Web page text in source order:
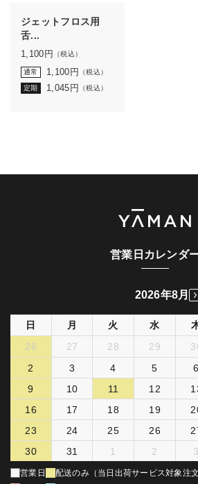
ジェットフロス用
舌...
1,100 円 （税込）
通常 1,100 円 （税込）
定期 1,045 円 （税込）
営業日カレンダ
2026年8月
日 月 火 水
26
27 28 29
2
3 4 5 6
9
10 11 12
16
17 18 19
23
24 25 26
30
31 1 2 3
営業日
配送のみ（当日出荷サービス対象注文